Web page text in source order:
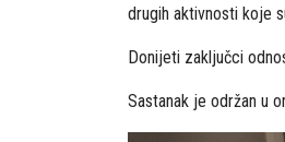
drugih aktivnosti koje
Donijeti zaključci
Sastanak je održan u